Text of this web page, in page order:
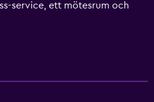
service, ett mötesrum och
erbjuder 135 rum med
värdeförvaringsskåp.